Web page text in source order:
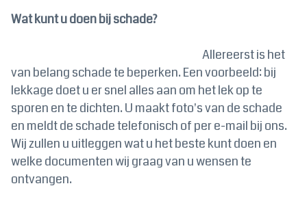
Wat kunt u doen bij schade?
Allereerst is het
van belang schade te beperken. Een voorbeeld: bij
lekkage doet u er snel alles aan om het lek op te
sporen en te dichten. U maakt foto's van de schade
en meldt de schade telefonisch of per e-mail bij ons.
Wij zullen u uitleggen wat u het beste kunt doen en
welke documenten wij graag van u wensen te
ontvangen.